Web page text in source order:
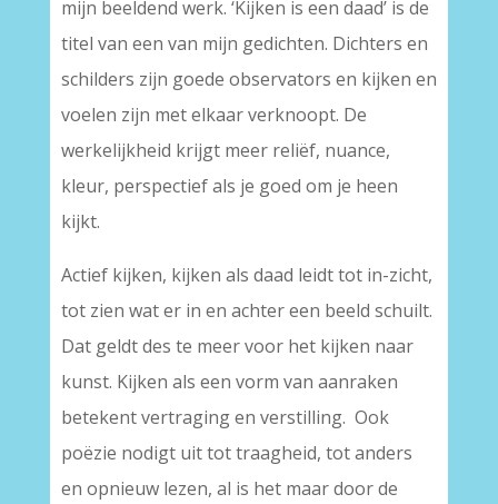
mijn beeldend werk. ‘Kijken is een daad’ is de
titel van een van mijn gedichten. Dichters en
schilders zijn goede observators en kijken en
voelen zijn met elkaar verknoopt. De
werkelijkheid krijgt meer reliëf, nuance,
kleur, perspectief als je goed om je heen
kijkt.
Actief kijken, kijken als daad leidt tot in-zicht,
tot zien wat er in en achter een beeld schuilt.
Dat geldt des te meer voor het kijken naar
kunst. Kijken als een vorm van aanraken
betekent vertraging en verstilling. Ook
poëzie nodigt uit tot traagheid, tot anders
en opnieuw lezen, al is het maar door de